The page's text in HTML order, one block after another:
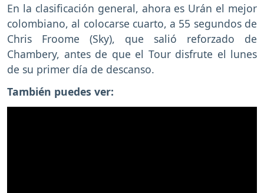
En la clasificación general, ahora es Urán el mejor
colombiano, al colocarse cuarto, a 55 segundos de
Chris Froome (Sky), que salió reforzado de
Chambery, antes de que el Tour disfrute el lunes
de su primer día de descanso.
También puedes ver: